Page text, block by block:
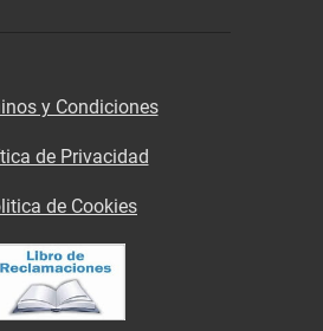
y Condiciones
de Privacidad
de Cookies